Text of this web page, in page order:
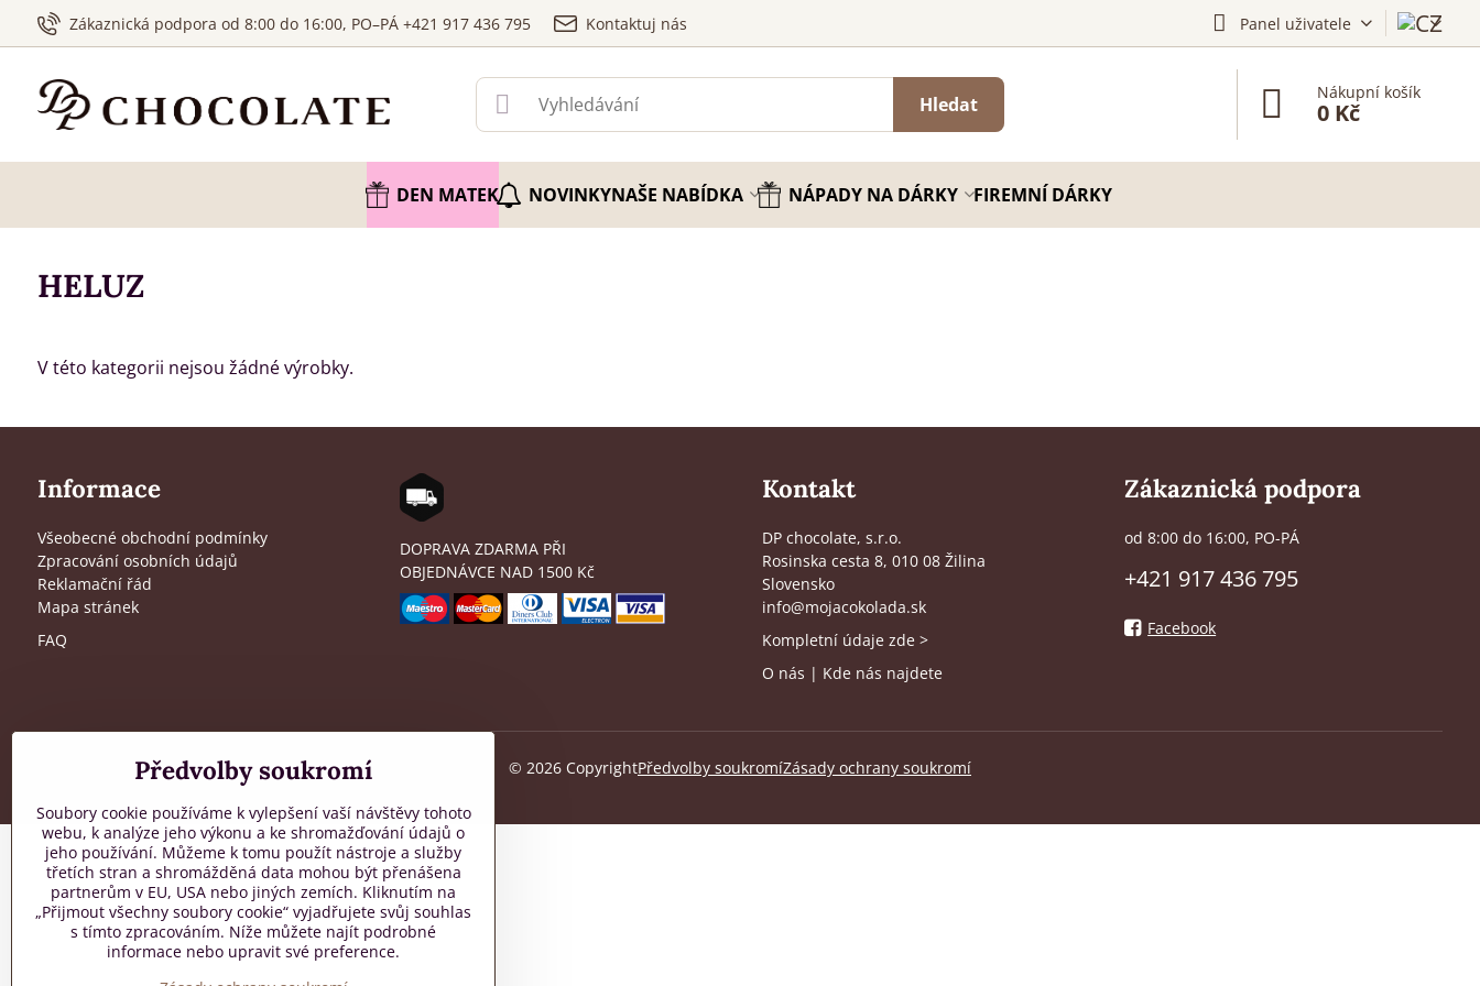
Zákaznická podpora od 8:00 do 16:00, PO–PÁ +421 917 436 795 Kontaktuj nás Panel uživatele
Hledat
Nákupní košík
0 Kč
DEN MATEK NOVINKYNAŠE NABÍDKA NÁPADY NA DÁRKY FIREMNÍ DÁRKY
HELUZ
V této kategorii nejsou žádné výrobky.
Informace
Všeobecné obchodní podmínky
Zpracování osobních údajů
Reklamační řád
Mapa stránek
FAQ
DOPRAVA ZDARMA PŘI
OBJEDNÁVCE NAD 1500 Kč
Kontakt
DP chocolate, s.r.o.
Rosinska cesta 8, 010 08 Žilina
Slovensko
info@mojacokolada.sk
Kompletní údaje zde>
O nás | Kde nás najdete
Zákaznická podpora
od 8:00 do 16:00, PO-PÁ
+421 917 436 795
Facebook
© 2026CopyrightPředvolby soukromíZásady ochrany soukromí
Předvolby soukromí
Soubory cookie používáme k vylepšení vaší návštěvy tohoto
webu, k analýze jeho výkonu a ke shromažďování údajů o
jeho používání. Můžeme k tomu použít nástroje a služby
třetích stran a shromážděná data mohou být přenášena
partnerům v EU, USA nebo jiných zemích. Kliknutím na
„Přijmout všechny soubory cookie“ vyjadřujete svůj souhlas
s tímto zpracováním. Níže můžete najít podrobné
informace nebo upravit své preference.